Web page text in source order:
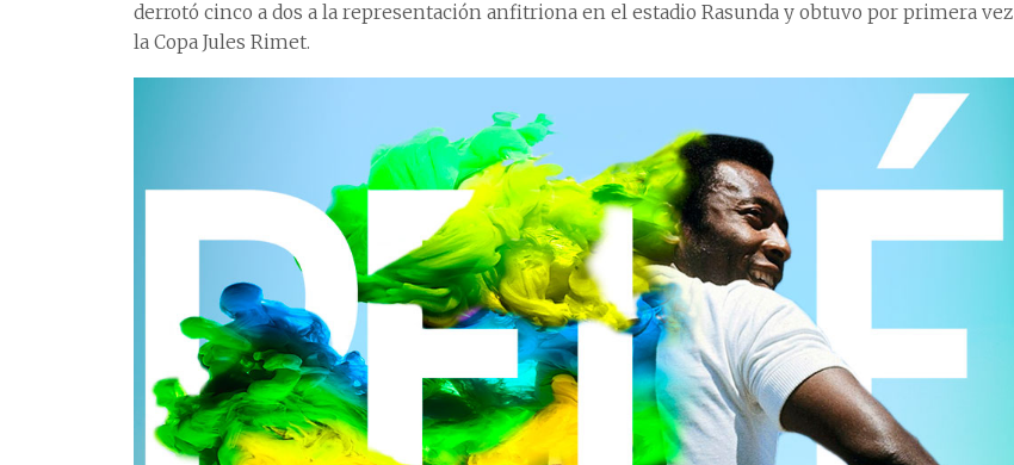
derrotó cinco a dos a la representación anfitriona en el estadio Rasunda y obtuvo por primera vez
la Copa Jules Rimet.